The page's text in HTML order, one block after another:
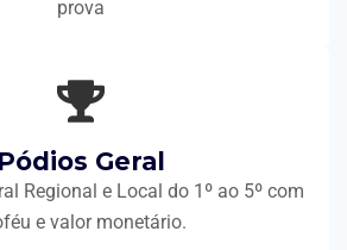
prova
Pódios Geral
Regional e Local do 1º ao 5º com
e valor monetário.